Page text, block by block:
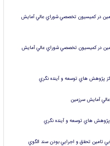
در كميسيون تخصصي شوراي عالي آمايش
در كميسيون تخصصي شوراي عالي آمايش
پژوهش هاي توسعه و آينده نگري
آمايش سرزمين
هاي توسعه و آينده نگري
تامين تحقق و اجرايي بودن سند الگوي